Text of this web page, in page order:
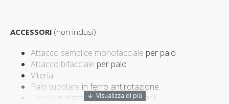
ACCESSORI (non inclusi)
Attacco semplice monofacciale per palo
Attacco bifacciale per palo
Viteria
Palo tubolare in ferro antirotazione
Tappo
in plastica per palo tubolare